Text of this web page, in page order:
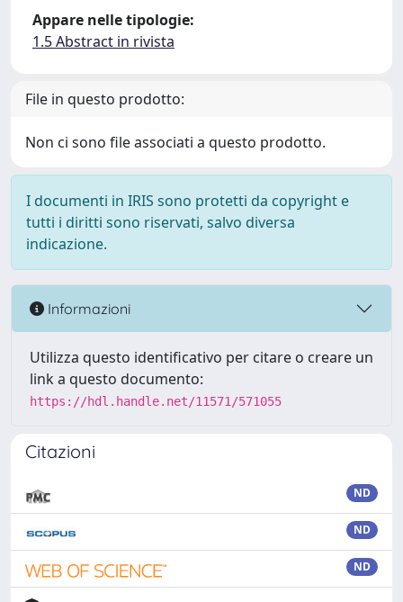
Appare nelle tipologie:
1.5 Abstract in rivista
File in questo prodotto:
Non ci sono file associati a questo prodotto.
I documenti in IRIS sono protetti da copyright e
tutti i diritti sono riservati, salvo diversa
indicazione.
Informazioni
Utilizza questo identificativo per citare o creare un
link a questo documento:
https://hdl.handle.net/11571/571055
Citazioni
ND
ND
ND